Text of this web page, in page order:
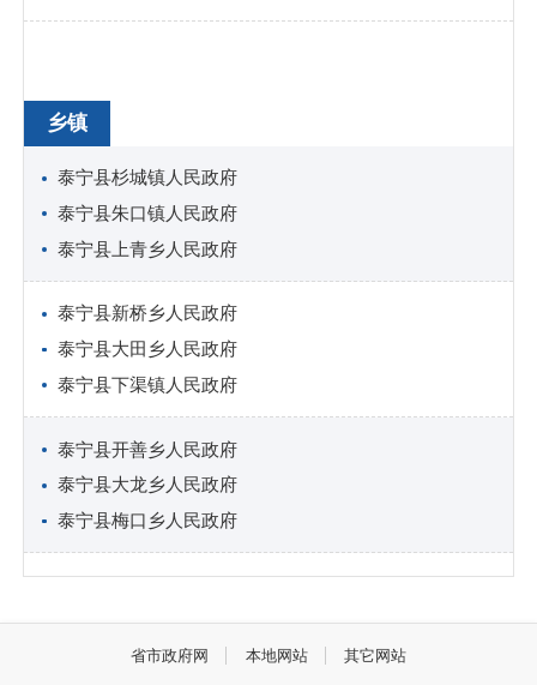
乡镇
泰宁县杉城镇人民政府
泰宁县朱口镇人民政府
泰宁县上青乡人民政府
泰宁县新桥乡人民政府
泰宁县大田乡人民政府
泰宁县下渠镇人民政府
泰宁县开善乡人民政府
泰宁县大龙乡人民政府
泰宁县梅口乡人民政府
省市政府网 本地网站 其它网站